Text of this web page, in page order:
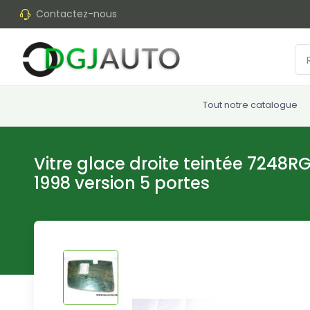
Contactez-nous
Tout notre catalogue
Vitre glace droite teintée
1998 version 5 portes